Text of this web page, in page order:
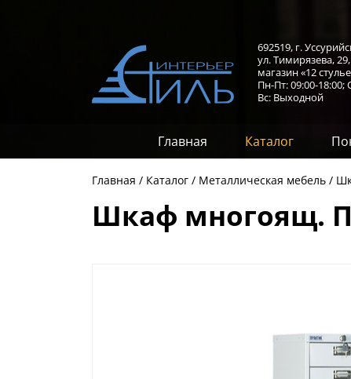
692519, г.
ул. Тимирязева, 29,
магазин «12
Пн-Пт: 09:00-18:00;
Вс: Выходной
Главная Каталог
Главная Каталог Металлическая мебель
Шкаф многоящ.